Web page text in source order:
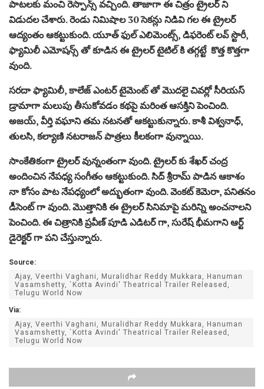
పాటలకు మంచి రెస్పాన్స్ వచ్చింది. తాజాగా ఈ చిత్రం ట్రైలర్ ని
విడుదల చేశారు. రెండు నిమిషాల 30 సెకన్లు నిడివి గల ఈ ట్రైలర్
ఆద్యంతం ఆకట్టుకుంది. యూత్ ఫుల్ ఎలిమెంట్స్, డిఫరెంట్ లవ్ స్టొరీ,
ఫ్యామిలీ ఎమోషన్స్ తో కూడిన ఈ ట్రైలర్ టైటిల్ కి తగ్గట్టే కొత్త కొత్తగా
వుంది.
సరదా ఫ్యామిలీ, కాలేజ్ ఎంటర్ టైమెంట్ తో మొదలై చివర్లో సీరియస్
డ్రామాగా మలుపు తీసుకోవడం కథపై మరింత ఆసక్తిని పెంచింది.
అజయ్‌, వీర్తి వఘాని తమ నటనతో ఆకట్టుకున్నారు. కాశీ విశ్వనాధ్,
తులసి, కల్యాణి నటరాజన్ పాత్రలు కీలకంగా వున్నాయి.
సాంకేతికంగా ట్రైలర్ వున్నంతంగా వుంది. ట్రైలర్ కు శేఖర్ చంద్ర
అందించిన నేపధ్య సంగీతం ఆకట్టుకుంది. సిద్ శ్రీరామ్ పాడిన ఆకాశం
నా కోసం పాట నేపధ్యంలో అద్భుతంగా వుంది. వెంకట్ కెమెరా, పనితనం
డీసెంట్ గా వుంది. మొత్తానికి ఈ ట్రైలర్ సినిమాపై మరిన్ని అంచనాలని
పెంచింది. ఈ చిత్రానికి ప్రవీణ్ పూడి ఎడిటర్ గా, సురేష్ భీమగాని ఆర్ట్
డైరెక్టర్ గా పని చేస్తున్నారు.
Source:
Ajay, Veerthi Vaghani, Muralidhar Reddy Mukkara, Hanuman
Vasamshetty, `Kotta Avindi' Theatrical Trailer Released,
Telugu World Now
Via:
Ajay, Veerthi Vaghani, Muralidhar Reddy Mukkara, Hanuman
Vasamshetty, `Kotta Avindi' Theatrical Trailer Released,
Telugu World Now